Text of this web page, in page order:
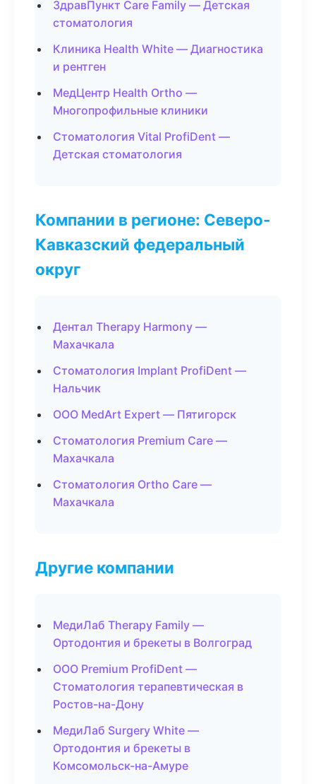
ЗдравПункт Care Family — Детская
стоматология
Клиника Health White — Диагностика
и рентген
МедЦентр Health Ortho —
Многопрофильные клиники
Стоматология Vital ProfiDent —
Детская стоматология
Компании в регионе: Северо-
Кавказский федеральный
округ
Дентал Therapy Harmony —
Махачкала
Стоматология Implant ProfiDent —
Нальчик
ООО MedArt Expert — Пятигорск
Стоматология Premium Care —
Махачкала
Стоматология Ortho Care —
Махачкала
Другие компании
МедиЛаб Therapy Family —
Ортодонтия и брекеты в Волгоград
ООО Premium ProfiDent —
Стоматология терапевтическая в
Ростов-на-Дону
МедиЛаб Surgery White —
Ортодонтия и брекеты в
Комсомольск-на-Амуре